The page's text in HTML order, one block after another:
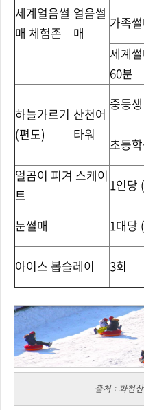
세계얼음썰
매 체험존
얼음썰
매
가족
세계
60분
하늘가르기
(편도)
산천어
타워
중등
초등
얼곰이 피겨 스케이
트
1인당
눈썰매 1대당
아이스 봅슬레이
3회
출처 : 화천